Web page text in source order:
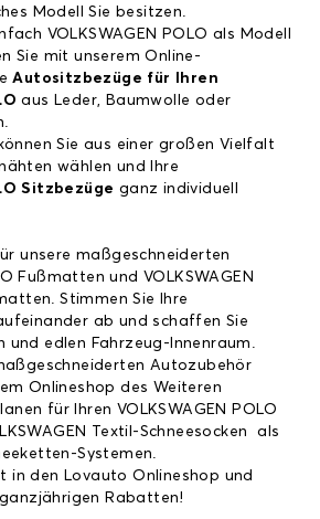
Modell Sie besitzen.
VOLKSWAGEN POLO als Modell
Sie mit unserem Online-
Autositzbezüge für Ihren
aus Leder, Baumwolle oder
Sie aus einer großen Vielfalt
wählen und Ihre
Sitzbezüge ganz individuell
unsere maßgeschneiderten
Fußmattenund VOLKSWAGEN
. Stimmen Sie Ihre
ab und schaffen Sie
und edlen Fahrzeug-Innenraum.
Autozubehör
Onlineshop des Weiteren
für Ihren VOLKSWAGEN POLO
Textil-Schneesocken
als
Systemen.
in den Lovauto Onlineshop und
Rabatten!